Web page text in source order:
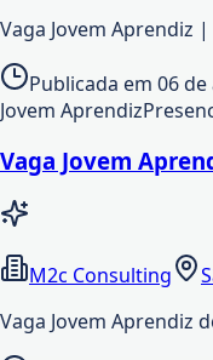
Vaga Jovem Aprendiz
Publicada em 06
Jovem Aprendiz
Vaga Jovem
M2c Consulting
Vaga Jovem Aprendiz